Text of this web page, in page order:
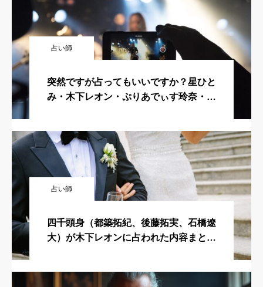
占い師
突然ですが占ってもいいですか？星ひと
み・木下レオン・ぷりあでぃす玲奈・シ
占い師
四千頭身（都築拓紀、後藤拓実、石橋遼
大）が木下レオンに占われた内容まと